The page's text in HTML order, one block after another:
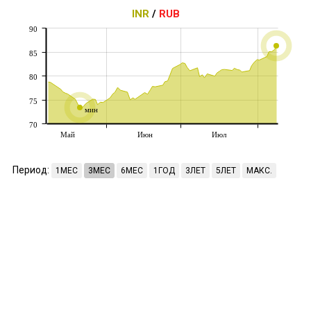
INR/ RUB
мин
Май Июн Июл
70
75
80
85
90
Период: 1МЕС 3МЕС 6МЕС 1ГОД 3ЛЕТ 5ЛЕТ МАКС.